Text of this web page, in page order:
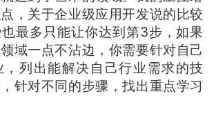
，关于企业级应用开发说的比较
最多只能让你达到第3步，如果
域一点不沾边，你需要针对自己
，列出能解决自己行业需求的技
针对不同的步骤，找出重点学习